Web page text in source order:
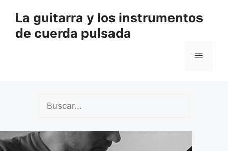
contenido
La guitarra y los instrumentos
de cuerda pulsada
Menú